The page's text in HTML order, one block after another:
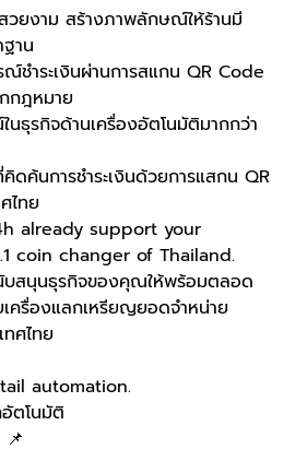
วยงาม สร้างภาพลักษณ์ให้ร้านมี
าน
ชำระเงินผ่านการสแกน QR Code
กฎหมาย
นธุรกิจด้านเครื่องอัตโนมัติมากกว่า
คิดค้นการชำระเงินด้วยการแสกน QR
ไทย
already support your
coin changer of Thailand.
สนุนธุรกิจของคุณให้พร้อมตลอด
ครื่องแลกเหรียญยอดจำหน่าย
ศไทย
automation.
ตโนมัติ